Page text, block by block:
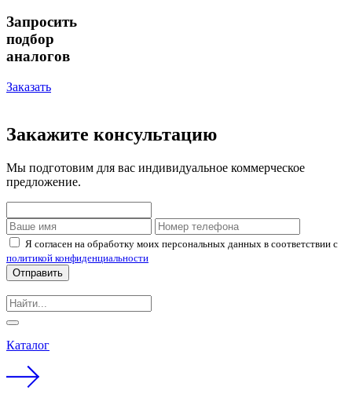
Запросить
подбор
аналогов
Заказать
Закажите консультацию
Мы подготовим для вас индивидуальное коммерческое
предложение.
Я согласен на обработку моих персональных данных в соответствии с
политикой конфиденциальности
Отправить
Каталог